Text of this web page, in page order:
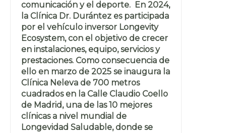
comunicación y el deporte. En 2024,
la Clínica Dr. Durántez es participada
por el vehículo inversor Longevity
Ecosystem, con el objetivo de crecer
en instalaciones, equipo, servicios y
prestaciones. Como consecuencia de
ello en marzo de 2025 se inaugura la
Clínica Neleva de 700 metros
cuadrados en la Calle Claudio Coello
de Madrid, una de las 10 mejores
clínicas a nivel mundial de
Longevidad Saludable, donde se